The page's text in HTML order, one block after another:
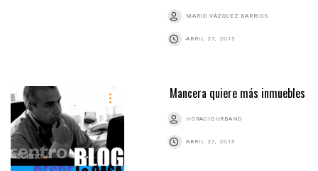
MARIO VÁZQUEZ BARRIOS
ABRIL 27, 2015
Mancera quiere más inmuebles
HORACIO URBANO
ABRIL 27, 2015